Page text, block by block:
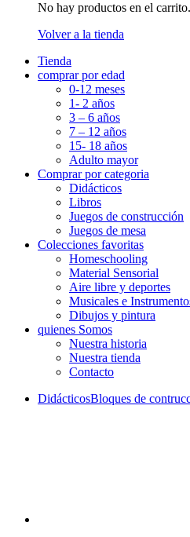
No hay productos en el carrito.
Volver a la tienda
Tienda
comprar por edad
0-12 meses
1- 2 años
3 – 6 años
7 – 12 años
15- 18 años
Adulto mayor
Comprar por categoria
Didácticos
Libros
Juegos de construcción
Juegos de mesa
Colecciones favoritas
Homeschooling
Material Sensorial
Aire libre y deportes
Musicales e
Dibujos y pintura
quienes Somos
Nuestra historia
Nuestra tienda
Contacto
DidácticosBloques de